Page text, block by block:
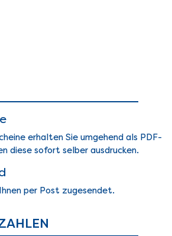
erhalten Sie umgehend als PDF-
diese sofort selber ausdrucken.
per Post zugesendet.